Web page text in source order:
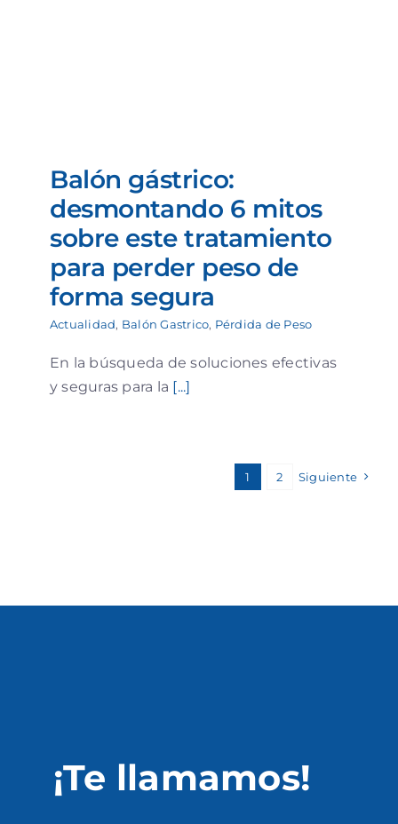
Balón gástrico:
desmontando 6 mitos
sobre este tratamiento
para perder peso de
forma segura
Actualidad, Balón Gastrico, Pérdida de Peso
En la búsqueda de soluciones efectivas
y seguras para la [...]
1 2 Siguiente
¡Te llamamos!